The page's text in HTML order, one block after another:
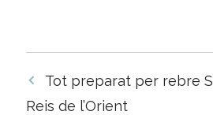
Navegació
per
Tot preparat per rebre
Reis de l’Orient